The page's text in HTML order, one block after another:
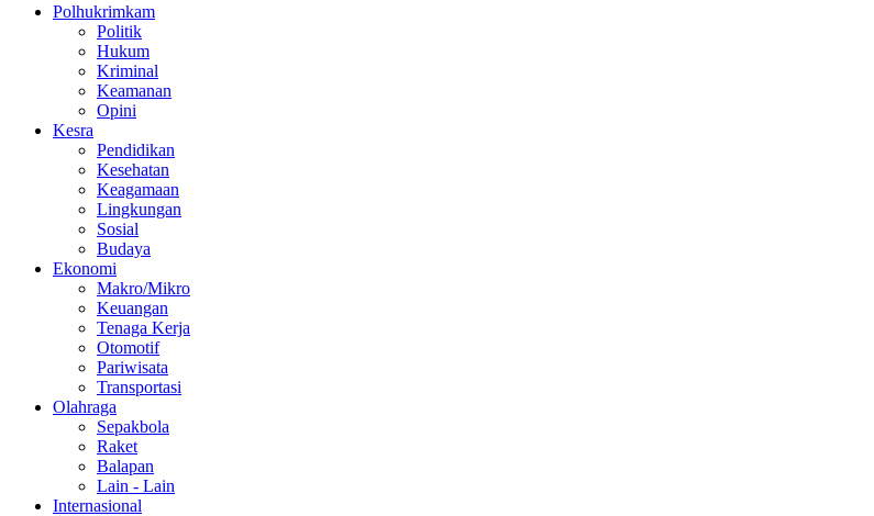
Polhukrimkam
Politik
Hukum
Kriminal
Keamanan
Opini
Kesra
Pendidikan
Kesehatan
Keagamaan
Lingkungan
Sosial
Budaya
Ekonomi
Makro/Mikro
Keuangan
Tenaga Kerja
Otomotif
Pariwisata
Transportasi
Olahraga
Sepakbola
Raket
Balapan
Lain - Lain
Internasional